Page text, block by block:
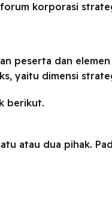
korporasi
peserta dan
yaitu dimensi
berikut.
atau dua pihak.